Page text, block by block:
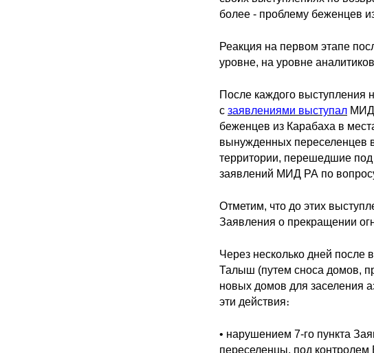
более - проблему беженцев
Реакция на первом этапе
уровне, на уровне
После каждого выступления
с заявлениями выступал МИД
беженцев из Карабаха в
вынужденных переселенцев
территории, перешедшие под
заявлений МИД РА по
Отметим, что до этих
Заявления о прекращении
Через несколько дней после
Талыш (путем сноса домов,
новых домов для заселения
эти действия։
• нарушением 7-го пункта
переселенцы, под